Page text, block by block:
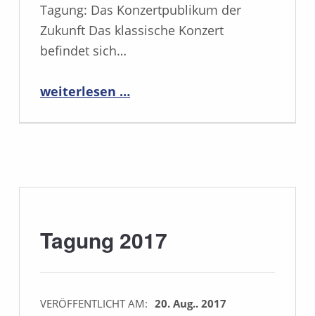
Tagung: Das Konzertpublikum der
Zukunft Das klassische Konzert
befindet sich…
“Tagung und Netzwerktreffen 2019”
weiterlesen …
Tagung 2017
VERÖFFENTLICHT AM: 20. Aug.. 2017